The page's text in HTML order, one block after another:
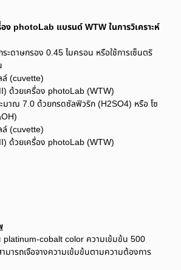
ง photoLab แบรนด์ WTW ในการวิเคราะห์
ะดาษกรอง 0.45 ไมครอน หรือใช้การเซ็นตริ
ล์ (cuvette)
ด้วยเครื่อง photoLab (WTW)
มาณ 7.0 ด้วยกรดซัลฟิวริก (H2SO4) หรือ โซ
ล์ (cuvette)
ด้วยเครื่อง photoLab (WTW)
platinum-cobalt color ความเข้มข้น 500
มารถเจือจางความเข้มข้นตามความต้องการ